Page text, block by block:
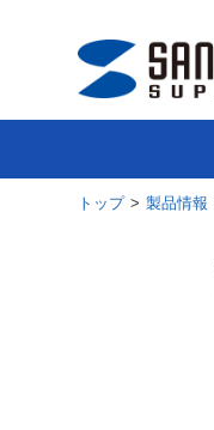
トップ>製品情報